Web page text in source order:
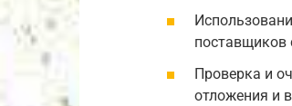
поставщиков
Проверка и
отложения и